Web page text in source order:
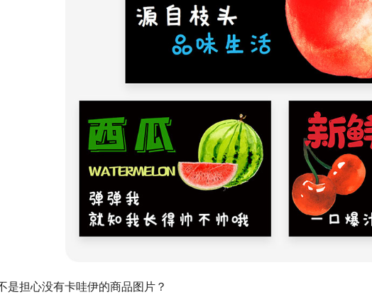
是担心没有卡哇伊的商品图片？